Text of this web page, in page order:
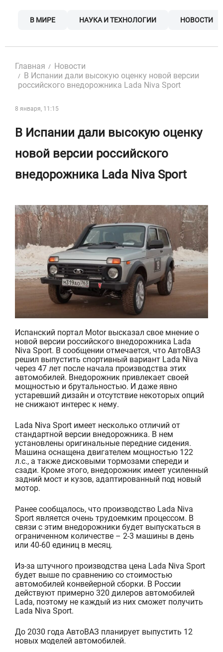
В МИРЕ НАУКА И ТЕХНОЛОГИИ НОВОСТИ
Главная
Новости
В Испании дали высокую оценку новой версии
российского внедорожника Lada Niva Sport
8 января, 11:15
В Испании дали высокую оценку
новой версии российского
внедорожника Lada Niva Sport
Испанский портал Motor высказал свое мнение о
новой версии российского внедорожника Lada
Niva Sport. В сообщении отмечается, что АвтоВАЗ
решил выпустить спортивный вариант Lada Niva
через 47 лет после начала производства этих
автомобилей. Внедорожник привлекает своей
мощностью и брутальностью. И даже явно
устаревший дизайн и отсутствие некоторых опций
не снижают интерес к нему.
Lada Niva Sport имеет несколько отличий от
стандартной версии внедорожника. В нем
установлены оригинальные передние сидения.
Машина оснащена двигателем мощностью 122
л.с., а также дисковыми тормозами спереди и
сзади. Кроме этого, внедорожник имеет усиленный
задний мост и кузов, адаптированный под новый
мотор.
Ранее сообщалось, что производство Lada Niva
Sport является очень трудоемким процессом. В
связи с этим внедорожники будет выпускаться в
ограниченном количестве – 2-3 машины в день
или 40-60 единиц в месяц.
Из-за штучного производства цена Lada Niva Sport
будет выше по сравнению со стоимостью
автомобилей конвейерной сборки. В России
действуют примерно 320 дилеров автомобилей
Lada, поэтому не каждый из них сможет получить
Lada Niva Sport.
До 2030 года АвтоВАЗ планирует выпустить 12
новых моделей автомобилей.